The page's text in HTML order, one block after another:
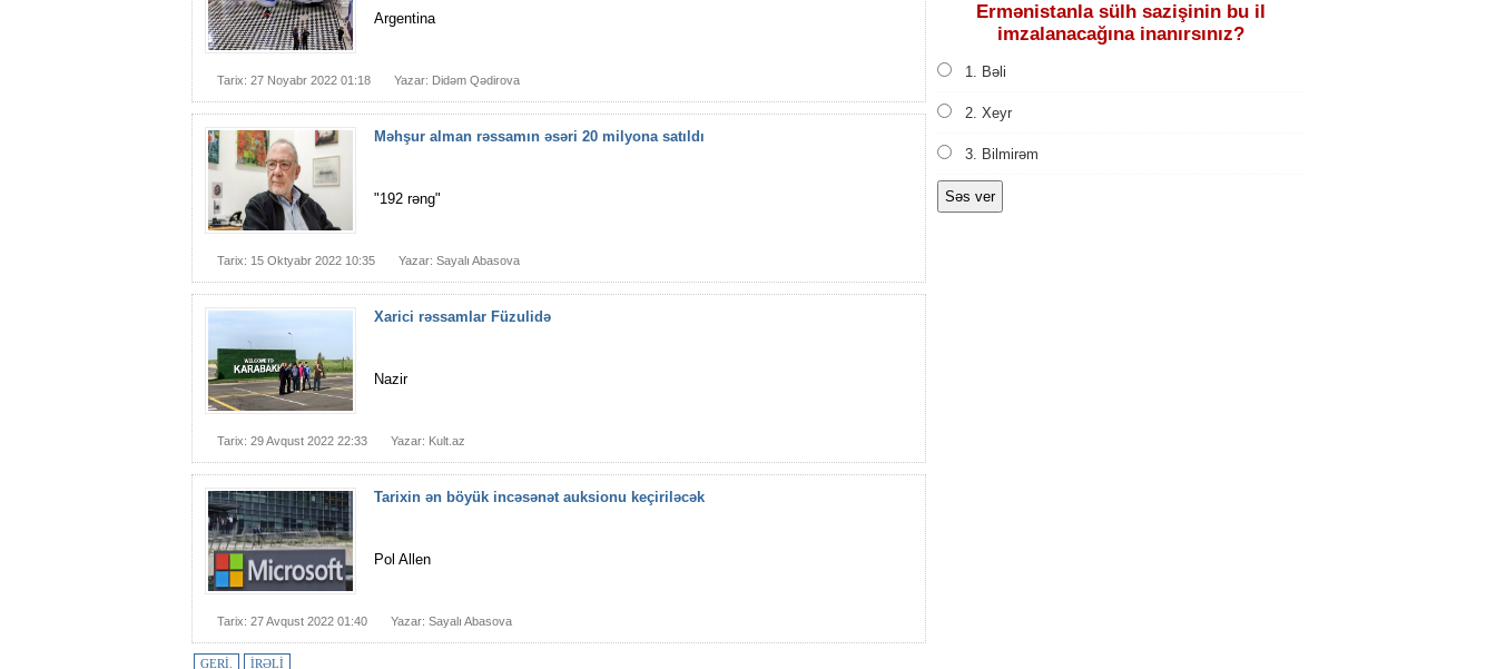
Argentina
Tarix: 27 Noyabr 2022 01:18 Yazar: Didəm Qədirova
Məhşur alman rəssamın əsəri 20 milyona satıldı
"192 rəng"
Tarix: 15 Oktyabr 2022 10:35 Yazar: Sayalı Abasova
Xarici rəssamlar Füzulidə
Nazir
Tarix: 29 Avqust 2022 22:33 Yazar: Kult.az
Tarixin ən böyük incəsənət auksionu keçiriləcək
Pol Allen
Tarix: 27 Avqust 2022 01:40 Yazar: Sayalı Abasova
GERİ. İRƏLİ
Ermənistanla sülh sazişinin bu il
imzalanacağına inanırsınız?
1. Bəli
2. Xeyr
3. Bilmirəm